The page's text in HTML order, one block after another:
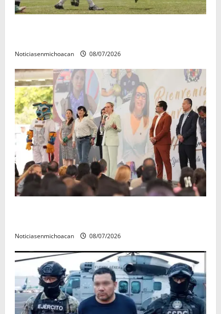
Noticiasenmichoacan 08/07/2026
Noticiasenmichoacan 08/07/2026